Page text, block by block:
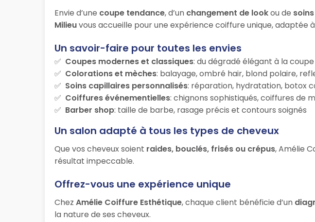
Envie d’une coupe tendance, d’un changement de lookou de
Milieuvous accueille pour une expérience coiffure unique, adaptée
Un savoir-faire pour toutes les envies
Coupes modernes et classiques: du dégradé élégant à la
Colorations et mèches: balayage, ombré hair, blond polaire,
Soins capillaires personnalisés: réparation, hydratation, botox
Coiffures événementielles: chignons sophistiqués, coiffures de
Barber shop: taille de barbe, rasage précis et contours soignés
Un salon adapté à tous les types de cheveux
Que vos cheveux soient raides, bouclés, frisés ou crépus, Amélie
résultat impeccable.
Offrez-vous une expérience unique
Chez Amélie Coiffure Esthétique, chaque client bénéficie d’un
la nature de ses cheveux.